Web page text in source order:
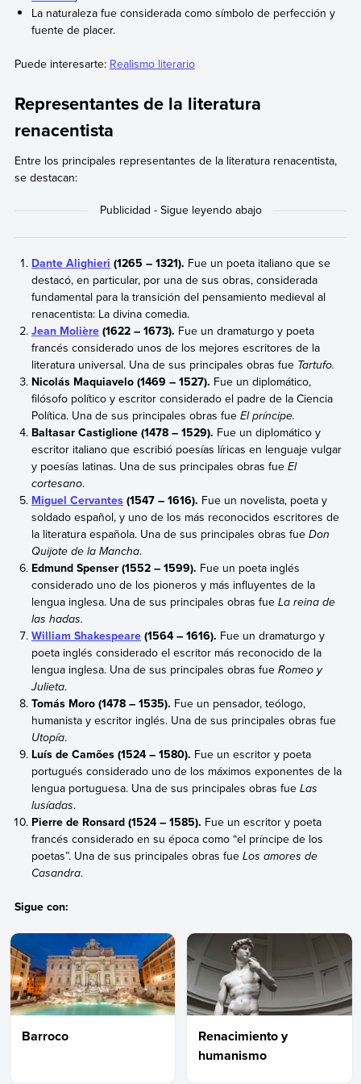
La naturaleza fue considerada como símbolo de perfección y
fuente de placer.
Puede interesarte: Realismo literario
Representantes de la literatura
renacentista
Entre los principales representantes de la literatura renacentista,
se destacan:
Dante Alighieri (1265 – 1321). Fue un poeta italiano que se
destacó, en particular, por una de sus obras, considerada
fundamental para la transición del pensamiento medieval al
renacentista: La divina comedia.
Jean Molière (1622 – 1673). Fue un dramaturgo y poeta
francés considerado unos de los mejores escritores de la
literatura universal. Una de sus principales obras fue Tartufo.
Nicolás Maquiavelo (1469 – 1527). Fue un diplomático,
filósofo político y escritor considerado el padre de la Ciencia
Política. Una de sus principales obras fueEl príncipe.
Baltasar Castiglione (1478 – 1529). Fue un diplomático y
escritor italiano que escribió poesías líricas en lenguaje vulgar
y poesías latinas. Una de sus principales obras fueEl
cortesano.
Miguel Cervantes (1547 – 1616). Fue un novelista, poeta y
soldado español, y uno de los más reconocidos escritores de
la literatura española. Una de sus principales obras fueDon
Quijote de la Mancha.
Edmund Spenser (1552 – 1599). Fue un poeta inglés
considerado uno de los pioneros y más influyentes de la
lengua inglesa. Una de sus principales obras fueLa reina de
las hadas.
William Shakespeare (1564 – 1616). Fue un dramaturgo y
poeta inglés considerado el escritor más reconocido de la
lengua inglesa. Una de sus principales obras fueRomeo y
Julieta.
Tomás Moro (1478 – 1535). Fue un pensador, teólogo,
humanista y escritor inglés. Una de sus principales obras fue
Utopía.
Luís de Camões (1524 – 1580). Fue un escritor y poeta
portugués considerado uno de los máximos exponentes de la
lengua portuguesa. Una de sus principales obras fueLas
lusíadas.
Pierre de Ronsard (1524 – 1585). Fue un escritor y poeta
francés considerado en su época como “el príncipe de los
poetas”. Una de sus principales obras fueLos amores de
Casandra.
Sigue con:
Barroco
Renacimiento y
humanismo